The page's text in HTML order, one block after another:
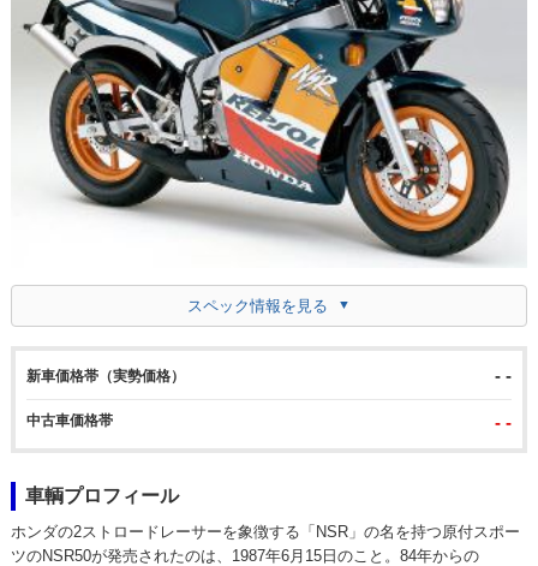
スペック情報を見る
新車価格帯（実勢価格） - -
中古車価格帯 - -
車輌プロフィール
ホンダの2ストロードレーサーを象徴する「NSR」の名を持つ原付スポー
ツのNSR50が発売されたのは、1987年6月15日のこと。84年からの